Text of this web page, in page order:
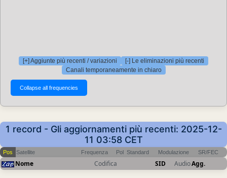
[+] Aggiunte più recenti / variazioni
[-] Le eliminazioni più recenti
Canali temporaneamente in chiaro
1 record - Gli aggiornamenti più recenti: 2025-12-
11 03:58 CET
Pos Satellite Frequenza Pol Standard Modulazione SR/FEC
Nome Codifica SID AudioAgg.